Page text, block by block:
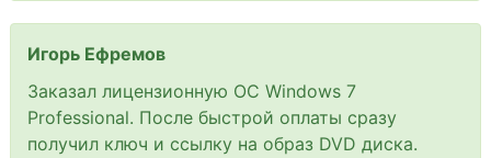
Игорь Ефремов
Заказал лицензионную ОС Windows 7
Professional. После быстрой оплаты сразу
получил ключ и ссылку на образ DVD диска.